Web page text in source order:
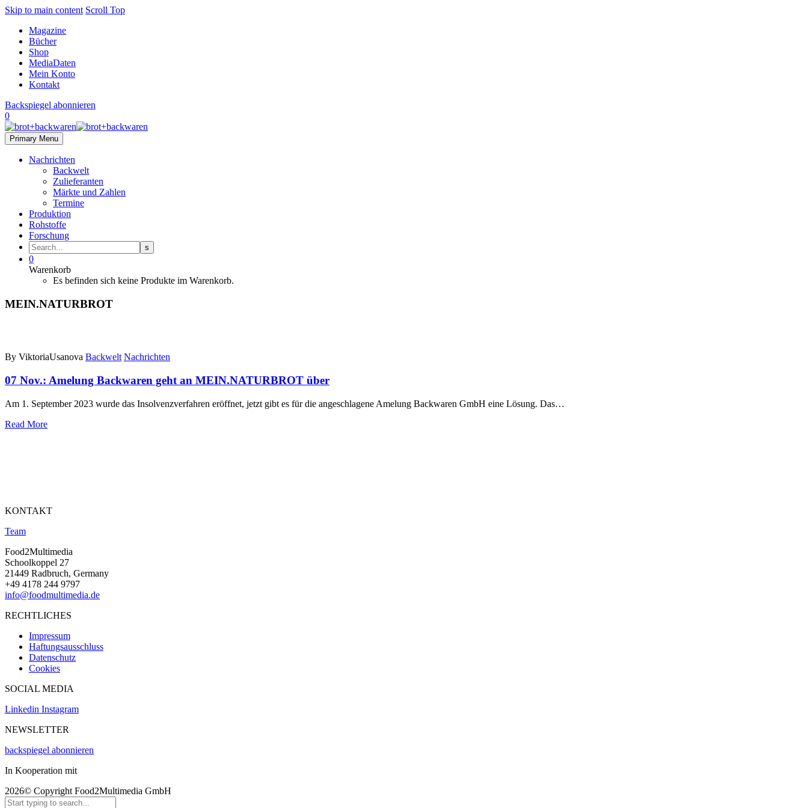
Skip to main content Scroll Top
Magazine
Bücher
Shop
MediaDaten
Mein Konto
Kontakt
Backspiegel abonnieren
0
Primary Menu
Nachrichten
Backwelt
Zulieferanten
Märkte und Zahlen
Termine
Produktion
Rohstoffe
Forschung
0
Warenkorb
Es befinden sich keine Produkte im Warenkorb.
MEIN.NATURBROT
By ViktoriaUsanova Backwelt Nachrichten
07 Nov.: Amelung Backwaren geht an MEIN.NATURBROT über
Am 1. September 2023 wurde das Insolvenzverfahren eröffnet, jetzt gibt es für die angeschlagene Amelung Backwaren GmbH eine Lösung. Das…
Read More
KONTAKT
Team
Food2Multimedia
Schoolkoppel 27
21449 Radbruch, Germany
+49 4178 244 9797
info@foodmultimedia.de
RECHTLICHES
Impressum
Haftungsausschluss
Datenschutz
Cookies
SOCIAL MEDIA
Linkedin Instagram
NEWSLETTER
backspiegel abonnieren
In Kooperation mit
2026© Copyright Food2Multimedia GmbH